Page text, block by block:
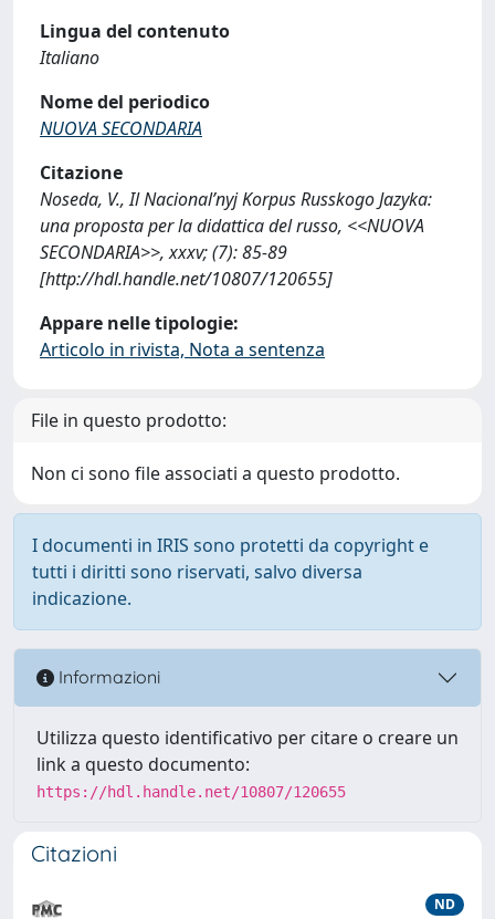
Lingua del contenuto
Italiano
Nome del periodico
NUOVA SECONDARIA
Citazione
Noseda, V., Il Nacional’nyj Korpus Russkogo Jazyka:
una proposta per la didattica del russo, <<NUOVA
SECONDARIA>>, xxxv; (7): 85-89
[http://hdl.handle.net/10807/120655]
Appare nelle tipologie:
Articolo in rivista, Nota a sentenza
File in questo prodotto:
Non ci sono file associati a questo prodotto.
I documenti in IRIS sono protetti da copyright e
tutti i diritti sono riservati, salvo diversa
indicazione.
Informazioni
Utilizza questo identificativo per citare o creare un
link a questo documento:
https://hdl.handle.net/10807/120655
Citazioni
ND